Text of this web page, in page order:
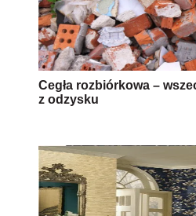
Cegła rozbiórkowa –
z odzysku